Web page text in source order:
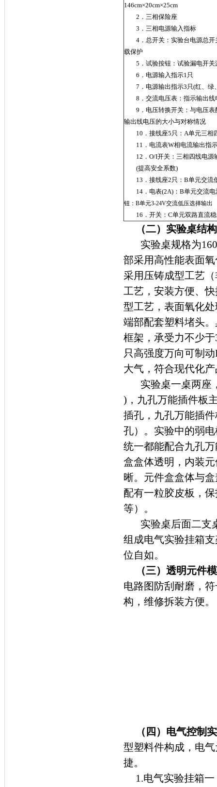
146cm×20cm×25cm
2．三相保险座
3．三相电源输入指标
4．总开关：实验台电源总
载保护
5．试验按钮：试验漏电开关
6．电源输入指示1只
7．电源输出指示3只(红、绿
8．交流电压表：指示输出线
9．电压转换开关：与电压
输出线电压的大小与对称情况
10．接线座5只：A单元三相
11．电流表W相电流输出指
12．O/I开关：三相四线电源
(提高安全系数)
13．接线座2只：B单元交
14．电表(2A)：B单元交
钮：B单元3-24V交流低压选择输出
16．开关：C单元双路直
（二）实验桌结
实验桌规格为
部采用高性能表面
采用压铸成型工艺
工艺，安装方便、
型工艺，表面氧化
端部配套塑料堵头
框架，承受力不少
只高强度万向可制
大气，符合现代化
实验桌一桌两座
)，九孔万能插件板
插孔，九孔万能插
孔）。实验中的弱
统一都能配合九孔
盒盒体透明，内装
晰。元件盒盒体与
配有一粒胶皮板，
等）。
实验桌后面二支
组成电气实验挂箱
位自如。
（三） 透明元件
电路图防刮耐磨，
构，维修拆装方便。
（四） 电气控制
型塑料件构成，电
捷。
1.电气实验挂箱